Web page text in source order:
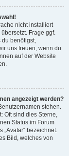
nicht installiert
Frage ggf.
du benötigst,
uns freuen, wenn du
auf der Website
angezeigt werden?
stehen.
Oft sind dies Sterne,
Status im Forum
bezeichnet.
Bild, welches von